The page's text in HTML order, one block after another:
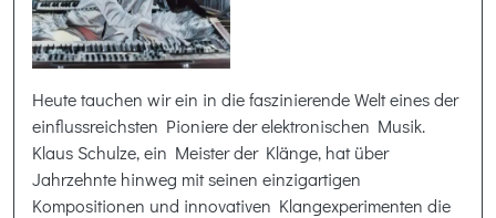
Heute tauchen wir ein in die faszinierende Welt eines der
einflussreichsten Pioniere der elektronischen Musik.
Klaus Schulze, ein Meister der Klänge, hat über
Jahrzehnte hinweg mit seinen einzigartigen
Kompositionen und innovativen Klangexperimenten die